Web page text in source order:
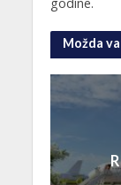
Možda